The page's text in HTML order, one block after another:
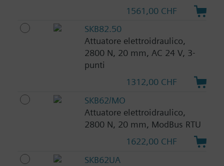
1561,00 CHF
SKB82.50
Attuatore elettroidraulico,
2800 N, 20 mm, AC 24 V, 3-
punti
1312,00 CHF
SKB62/MO
Attuatore elettroidraulico,
2800 N, 20 mm, ModBus RTU
1622,00 CHF
SKB62UA